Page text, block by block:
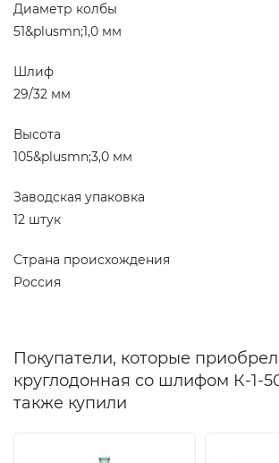
Диаметр колбы
51&plusmn;1,0 мм
Шлиф
29/32 мм
Высота
105&plusmn;3,0 мм
Заводская упаковка
12 штук
Страна происхождения
Россия
Покупатели, которые
круглодонная со шлифом К-1-
также купили